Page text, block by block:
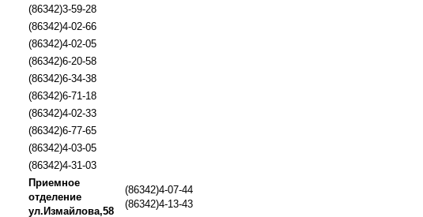
(86342)3-59-28
(86342)4-02-66
(86342)4-02-05
(86342)6-20-58
(86342)6-34-38
(86342)6-71-18
(86342)4-02-33
(86342)6-77-65
(86342)4-03-05
(86342)4-31-03
Приемное
отделение
ул.Измайлова,58
(86342)4-07-44
(86342)4-13-43